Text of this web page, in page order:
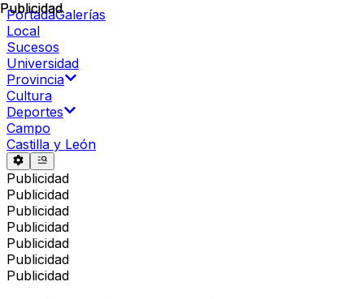
PortadaGalerías
Local
Sucesos
Universidad
Provincia
Cultura
Deportes
Campo
Castilla y León
Publicidad
Publicidad
Publicidad
Publicidad
Publicidad
Publicidad
Publicidad
Publicidad
Publicidad